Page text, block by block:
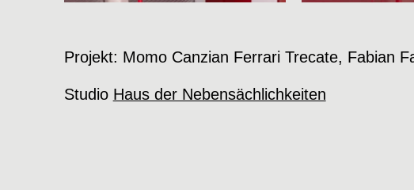
Projekt: Momo Canzian Ferrari Trecate, Fabian
Studio Haus der Nebensächlichkeiten